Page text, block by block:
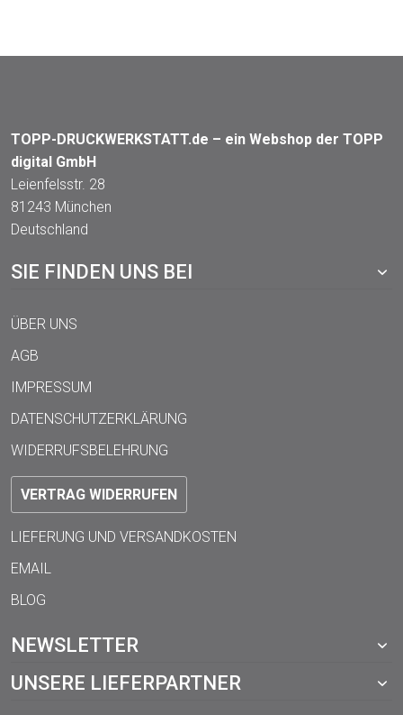
TOPP-DRUCKWERKSTATT.de – ein Webshop der TOPP
digital GmbH
Leienfelsstr. 28
81243 München
Deutschland
SIE FINDEN UNS BEI
ÜBER UNS
AGB
IMPRESSUM
DATENSCHUTZERKLÄRUNG
WIDERRUFSBELEHRUNG
VERTRAG WIDERRUFEN
LIEFERUNG UND VERSANDKOSTEN
EMAIL
BLOG
NEWSLETTER
UNSERE LIEFERPARTNER